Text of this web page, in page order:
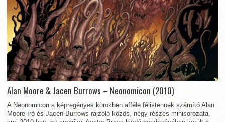
Alan Moore & Jacen Burrows – Neonomicon (2010)
A Neonomicon a képregényes körökben afféle félistennek számító Alan
Moore író és Jacen Burrows rajzoló közös, négy részes minisorozata,